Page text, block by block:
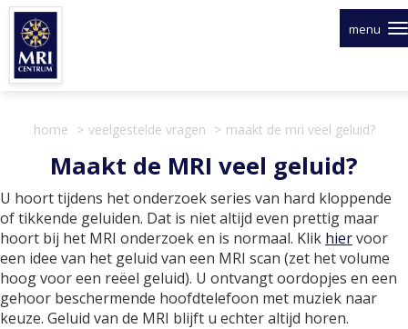
Overslaan
naar
inhoud
menu
home veelgestelde vragen maakt de mri veel geluid?
Maakt de MRI veel geluid?
U hoort tijdens het onderzoek series van hard kloppende
of tikkende geluiden. Dat is niet altijd even prettig maar
hoort bij het MRI onderzoek en is normaal. Klik hiervoor
een idee van het geluid van een MRI scan (zet het volume
hoog voor een reëel geluid). U ontvangt oordopjes en een
gehoor beschermende hoofdtelefoon met muziek naar
keuze. Geluid van de MRI blijft u echter altijd horen.